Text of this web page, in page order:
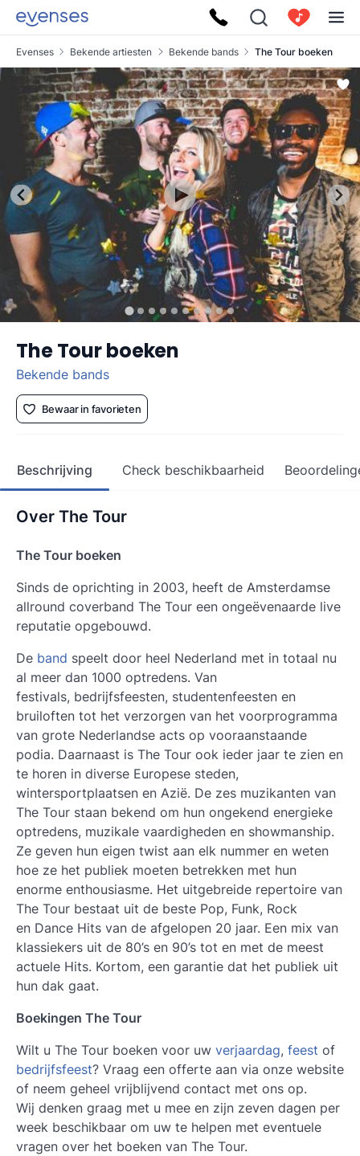
Evenses Bekende artiesten Bekende bands The Tour boeken
The Tour boeken
Bekende bands
Bewaar in favorieten
Beschrijving Check beschikbaarheid
Over The Tour
The Tour boeken
Sinds de oprichting in 2003, heeft de Amsterdamse
allround coverband The Tour een ongeëvenaarde live
reputatie opgebouwd.
De band speelt door heel Nederland met in totaal nu
al meer dan 1000 optredens. Van
festivals, bedrijfsfeesten, studentenfeesten en
bruiloften tot het verzorgen van het voorprogramma
van grote Nederlandse acts op vooraanstaande
podia. Daarnaast is The Tour ook ieder jaar te zien en
te horen in diverse Europese steden,
wintersportplaatsen en Azië. De zes muzikanten van
The Tour staan bekend om hun ongekend energieke
optredens, muzikale vaardigheden en showmanship.
Ze geven hun eigen twist aan elk nummer en weten
hoe ze het publiek moeten betrekken met hun
enorme enthousiasme. Het uitgebreide repertoire van
The Tour bestaat uit de beste Pop, Funk, Rock
en Dance Hits van de afgelopen 20 jaar. Een mix van
klassiekers uit de 80’s en 90’s tot en met de meest
actuele Hits. Kortom, een garantie dat het publiek uit
hun dak gaat.
Boekingen The Tour
Wilt u The Tour boeken voor uw verjaardag, feest of
bedrijfsfeest? Vraag een offerte aan via onze website
of neem geheel vrijblijvend contact met ons op.
Wij denken graag met u mee en zijn zeven dagen per
week beschikbaar om uw te helpen met eventuele
vragen over het boeken van The Tour.